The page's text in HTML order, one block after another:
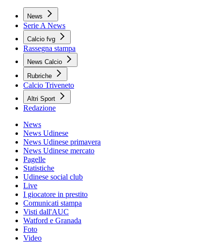
News
Serie A News
Calcio fvg
Rassegna stampa
News Calcio
Rubriche
Calcio Triveneto
Altri Sport
Redazione
News
News Udinese
News Udinese primavera
News Udinese mercato
Pagelle
Statistiche
Udinese social club
Live
I giocatore in prestito
Comunicati stampa
Visti dall'AUC
Watford e Granada
Foto
Video